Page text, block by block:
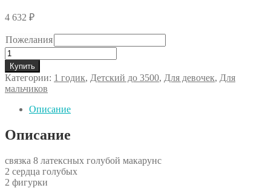
4 632 ₽
Пожелания
Количество
товара
Сет
10.60
Купить
Категории: 1 годик, Детский до 3500, Для девочек, Для
мальчиков
Описание
Описание
связка 8 латексных голубой макарунс
2 сердца голубых
2 фигурки